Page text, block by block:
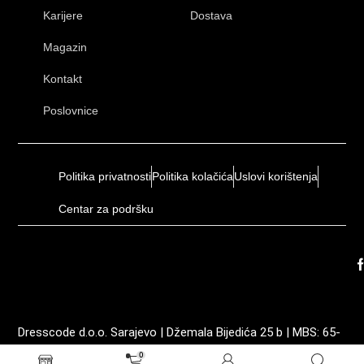
Karijere
Magazin
Kontakt
Poslovnice
Dostava
Politika privatnostiPolitika kolačićaUslovi korištenja
Centar za podršku
Dresscode d.o.o. Sarajevo | Džemala Bijedića 25 b | MBS: 65-
01-0035-19 | ID: 4202605210003 | PDV: 202605210003
0